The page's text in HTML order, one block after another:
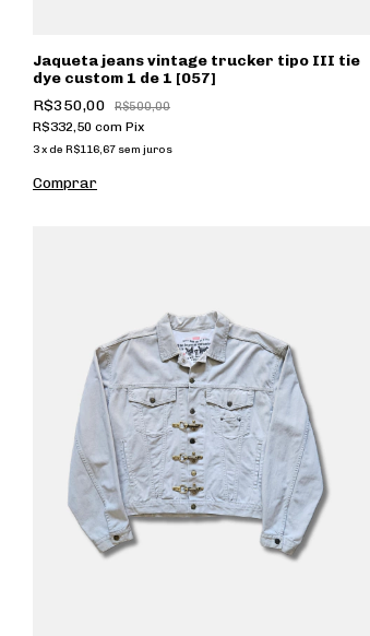
Jaqueta jeans vintage trucker tipo III tie
dye custom 1 de 1 [057]
R$350,00
R$500,00
R$332,50 com Pix
3x de R$116,67 sem juros